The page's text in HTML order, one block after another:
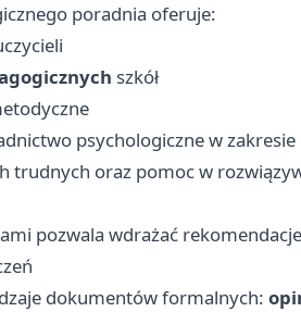
poradnia oferuje:
szkół
psychologiczne w
trudnych oraz pomoc w
pozwala wdrażać
dokumentów formalnych: